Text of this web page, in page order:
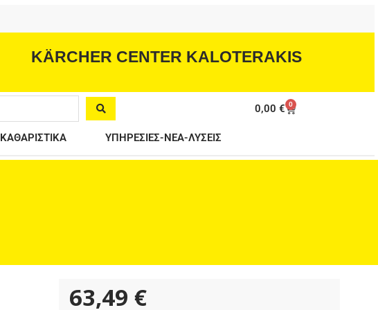
KÄRCHER CENTER KALOTERAKIS
0,00€ 0
Cart
ΚΑΘΑΡΙΣΤΙΚΑ ΥΠΗΡΕΣΙΕΣ-ΝΕΑ-ΛΥΣΕΙΣ
63,49€